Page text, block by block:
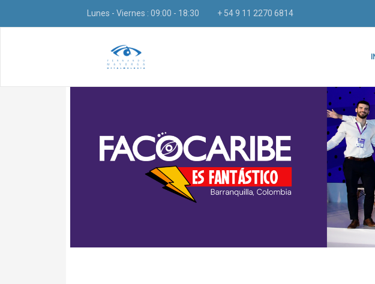
Lunes - Viernes : 09:00 - 18:30 + 54 9 11 2270 6814